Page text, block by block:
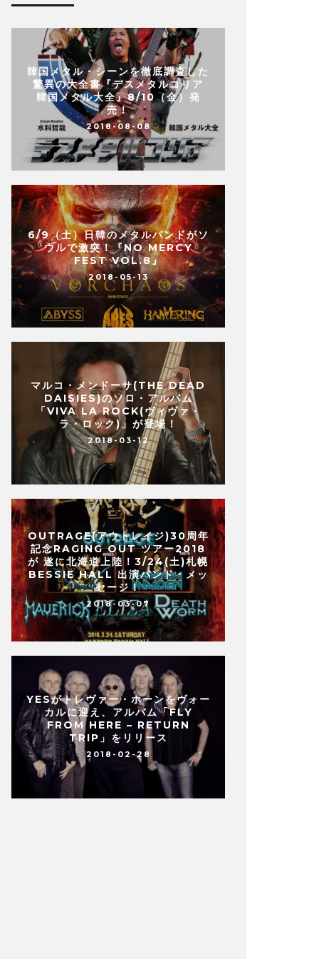
韓国メタル・シーンを徹底調査した
驚異の大全書『デスメタルコリア
韓国メタル大全』8/10（金）発
売！
2018-08-08
6/9（土）日韓のメタルバンドがソ
ウルで激突！『NO MERCY
FEST VOL.8』
2018-05-13
マルコ・メンドーサ(THE DEAD
DAISIES)のソロ・アルバム
「VIVA LA ROCK(ヴィヴァ・
ラ・ロック)」が登場！
2018-03-12
OUTRAGE(アウトレイジ)30周年
記念RAGING OUT ツアー2018
が 遂に北海道上陸！3/24(土)札幌
BESSIE HALL 出演バンド・メッ
セージ！
2018-03-07
YESがトレヴァー・ホーンをヴォー
カルに迎え、アルバム「FLY
FROM HERE – RETURN
TRIP」をリリース
2018-02-28